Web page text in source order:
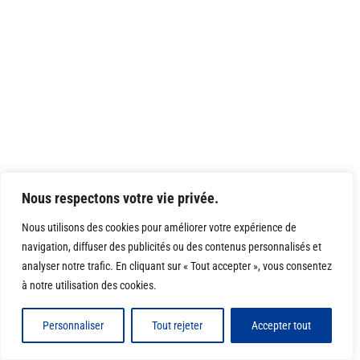
Nous respectons votre vie privée.
Nous utilisons des cookies pour améliorer votre expérience de
navigation, diffuser des publicités ou des contenus personnalisés et
analyser notre trafic. En cliquant sur « Tout accepter », vous consentez
à notre utilisation des cookies.
Personnaliser Tout rejeter Accepter tout